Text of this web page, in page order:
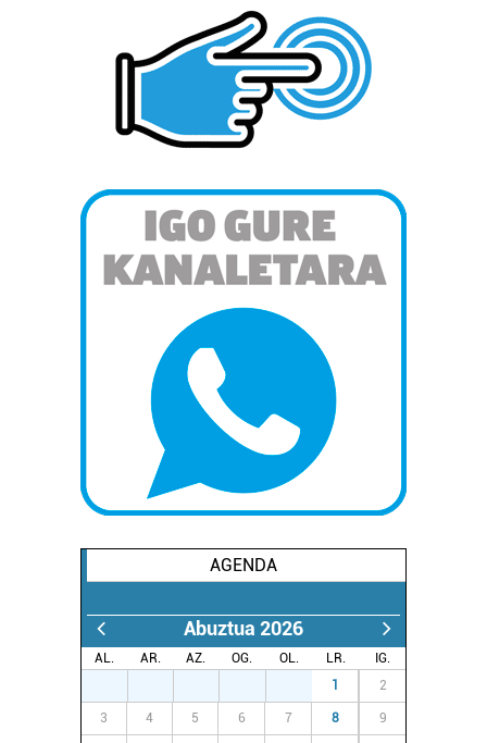
AGENDA
Abuztua 2026
AL. AR. AZ. OG. OL. LR.
IG.
1 2
3 4 5 6 7 8 9